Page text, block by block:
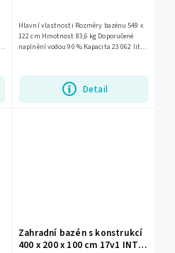
Detail
Hlavní vlastnosti Rozměry bazénu 549 x
122 cm Hmotnost 83,6 kg Doporučené
naplnění vodou 90 % Kapacita 23 062 litrů
Zahradní bazén s konstrukcí
400 x 200 x 100 cm 17v1 INTEX